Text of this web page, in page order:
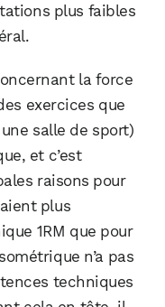
plus faibles
la force
exercices que
salle de sport)
et c’est
raisons pour
plus
1RM que pour
n’a pas
techniques